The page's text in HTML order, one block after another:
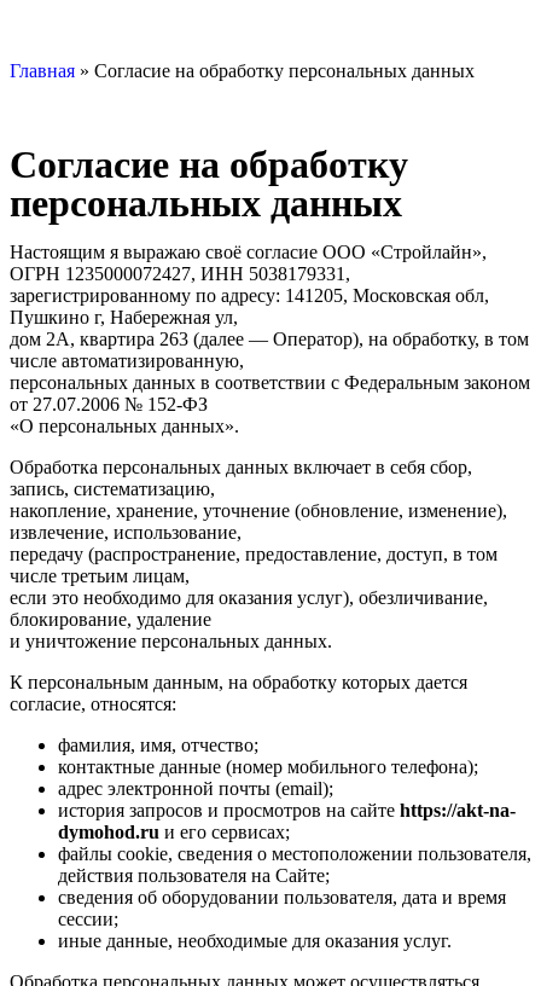
Главная » Согласие на обработку персональных данных
Согласие на обработку
персональных данных
Настоящим я выражаю своё согласие ООО «Стройлайн»,
ОГРН 1235000072427, ИНН 5038179331,
зарегистрированному по адресу: 141205, Московская обл,
Пушкино г, Набережная ул,
дом 2А, квартира 263 (далее — Оператор), на обработку, в том
числе автоматизированную,
персональных данных в соответствии с Федеральным законом
от 27.07.2006 № 152-ФЗ
«О персональных данных».
Обработка персональных данных включает в себя сбор,
запись, систематизацию,
накопление, хранение, уточнение (обновление, изменение),
извлечение, использование,
передачу (распространение, предоставление, доступ, в том
числе третьим лицам,
если это необходимо для оказания услуг), обезличивание,
блокирование, удаление
и уничтожение персональных данных.
К персональным данным, на обработку которых дается
согласие, относятся:
фамилия, имя, отчество;
контактные данные (номер мобильного телефона);
адрес электронной почты (email);
история запросов и просмотров на сайте https://akt-na-
dymohod.ru и его сервисах;
файлы cookie, сведения о местоположении пользователя,
действия пользователя на Сайте;
сведения об оборудовании пользователя, дата и время
сессии;
иные данные, необходимые для оказания услуг.
Обработка персональных данных может осуществляться